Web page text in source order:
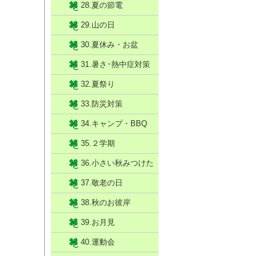
28.夏の節電
29.山の日
30.夏休み・お盆
31.暑さ･熱中症対策
32.夏祭り
33.防災対策
34.キャンプ・BBQ
35.２学期
36.小さい秋みつけた
37.敬老の日
38.秋のお彼岸
39.お月見
40.運動会